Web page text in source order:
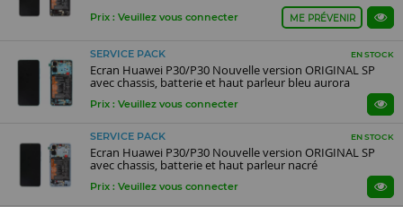
Prix : Veuillez vous connecter ME PRÉVENIR
SERVICE PACK EN STOCK
Ecran Huawei P30/P30 Nouvelle version ORIGINAL SP
avec chassis, batterie et haut parleur bleu aurora
Prix : Veuillez vous connecter
SERVICE PACK EN STOCK
Ecran Huawei P30/P30 Nouvelle version ORIGINAL SP
avec chassis, batterie et haut parleur nacré
Prix : Veuillez vous connecter